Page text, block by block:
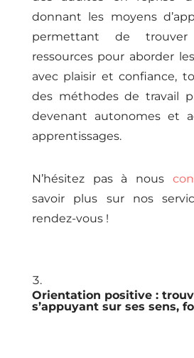
donnant les moyens
permettant de
ressources pour aborder
avec plaisir et confiance,
des méthodes de travail
devenant autonomes et
apprentissages.
N’hésitez pas à nous
savoir plus sur nos
rendez-vous !
Orientation positive :
s’appuyant sur ses sens,